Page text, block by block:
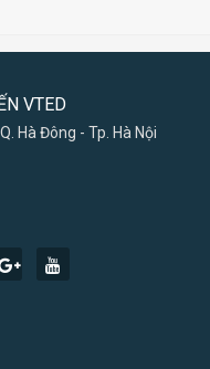
VTED
Hà Đông - Tp. Hà Nội